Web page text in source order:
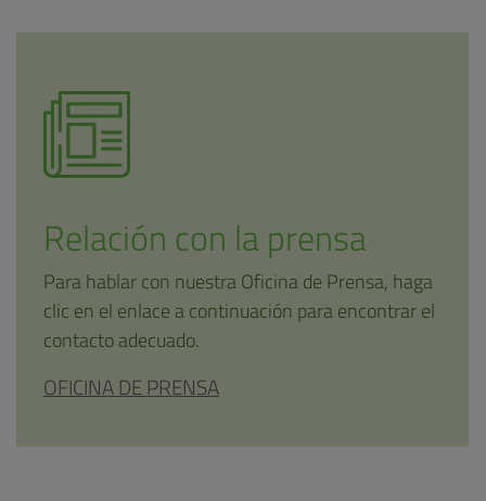
Relación con la prensa
Para hablar con nuestra Oficina de Prensa, haga
clic en el enlace a continuación para encontrar el
contacto adecuado.
OFICINA DE PRENSA